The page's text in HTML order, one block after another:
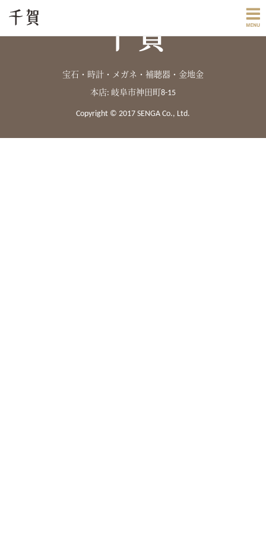
宝石・時計・メガネ・補聴器・金地金
本店: 岐阜市神田町8-15
Copyright © 2017 SENGA Co., Ltd.